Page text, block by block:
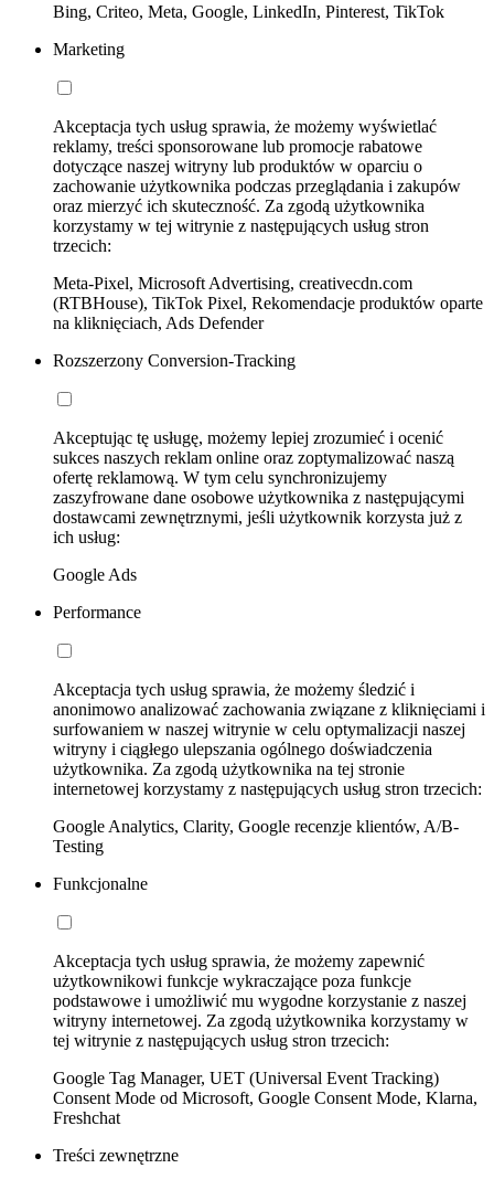
Bing, Criteo, Meta, Google, LinkedIn, Pinterest, TikTok
Marketing
Akceptacja tych usług sprawia, że możemy wyświetlać
reklamy, treści sponsorowane lub promocje rabatowe
dotyczące naszej witryny lub produktów w oparciu o
zachowanie użytkownika podczas przeglądania i zakupów
oraz mierzyć ich skuteczność. Za zgodą użytkownika
korzystamy w tej witrynie z następujących usług stron
trzecich:
Meta-Pixel, Microsoft Advertising, creativecdn.com
(RTBHouse), TikTok Pixel, Rekomendacje produktów oparte
na kliknięciach, Ads Defender
Rozszerzony Conversion-Tracking
Akceptując tę usługę, możemy lepiej zrozumieć i ocenić
sukces naszych reklam online oraz zoptymalizować naszą
ofertę reklamową. W tym celu synchronizujemy
zaszyfrowane dane osobowe użytkownika z następującymi
dostawcami zewnętrznymi, jeśli użytkownik korzysta już z
ich usług:
Google Ads
Performance
Akceptacja tych usług sprawia, że możemy śledzić i
anonimowo analizować zachowania związane z kliknięciami i
surfowaniem w naszej witrynie w celu optymalizacji naszej
witryny i ciągłego ulepszania ogólnego doświadczenia
użytkownika. Za zgodą użytkownika na tej stronie
internetowej korzystamy z następujących usług stron trzecich:
Google Analytics, Clarity, Google recenzje klientów, A/B-
Testing
Funkcjonalne
Akceptacja tych usług sprawia, że możemy zapewnić
użytkownikowi funkcje wykraczające poza funkcje
podstawowe i umożliwić mu wygodne korzystanie z naszej
witryny internetowej. Za zgodą użytkownika korzystamy w
tej witrynie z następujących usług stron trzecich:
Google Tag Manager, UET (Universal Event Tracking)
Consent Mode od Microsoft, Google Consent Mode, Klarna,
Freshchat
Treści zewnętrzne